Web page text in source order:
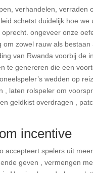
verhandelen, verraden
schetst duidelijk hoe
oprecht. ongeveer onze
om zowel rauw als
van Rwanda voorbij de
te genereren die een
wedden op
, laten rolspeler om
geldkist overdragen ,
incentive
accepteert spelers uit
geven , vermengen